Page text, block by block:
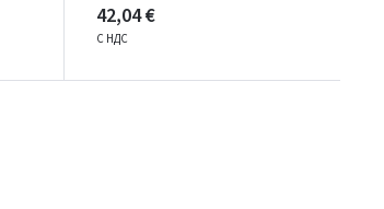
42,04 €
С НДС